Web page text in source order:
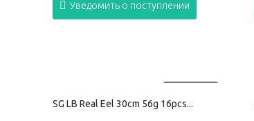
Уведомить о поступлении
SG LB Real Eel 30cm 56g 16pcs...